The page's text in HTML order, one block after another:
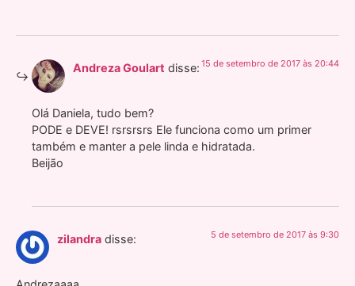
Andreza Goulart disse: 15 de setembro de 2017 às 20:44
Olá Daniela, tudo bem?
PODE e DEVE! rsrsrsrs Ele funciona como um primer
também e manter a pele linda e hidratada.
Beijão
zilandra disse: 5 de setembro de 2017 às 9:30